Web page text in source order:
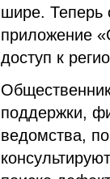
шире. Теперь
приложение
доступ к
поддержки,
ведомства,